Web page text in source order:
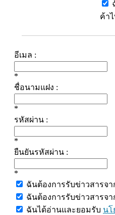
ค้า
อีเมล :
*
ชื่อนามแฝง :
*
รหัสผ่าน :
*
ยืนยันรหัสผ่าน :
*
ฉันต้องการรับข่าวสารจา
ฉันต้องการรับข่าวสารจ
ฉันได้อ่านและยอมรับ นโ